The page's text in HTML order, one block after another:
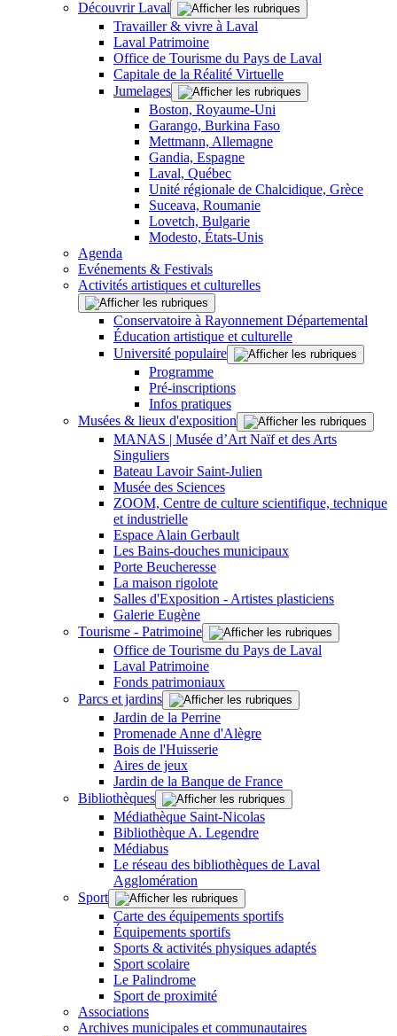
Découvrir Laval
Travailler & vivre à Laval
Laval Patrimoine
Office de Tourisme du Pays de Laval
Capitale de la Réalité Virtuelle
Jumelages
Boston, Royaume-Uni
Garango, Burkina Faso
Mettmann, Allemagne
Gandia, Espagne
Laval, Québec
Unité régionale de Chalcidique, Grèce
Suceava, Roumanie
Lovetch, Bulgarie
Modesto, États-Unis
Agenda
Evénements & Festivals
Activités artistiques et culturelles
Conservatoire à Rayonnement Départemental
Éducation artistique et culturelle
Université populaire
Programme
Pré-inscriptions
Infos pratiques
Musées & lieux d'exposition
MANAS | Musée d’Art Naïf et des Arts
Singuliers
Bateau Lavoir Saint-Julien
Musée des Sciences
ZOOM, Centre de culture scientifique, technique
et industrielle
Espace Alain Gerbault
Les Bains-douches municipaux
Porte Beucheresse
La maison rigolote
Salles d'Exposition - Artistes plasticiens
Galerie Eugène
Tourisme - Patrimoine
Office de Tourisme du Pays de Laval
Laval Patrimoine
Fonds patrimoniaux
Parcs et jardins
Jardin de la Perrine
Promenade Anne d'Alègre
Bois de l'Huisserie
Aires de jeux
Jardin de la Banque de France
Bibliothèques
Médiathèque Saint-Nicolas
Bibliothèque A. Legendre
Médiabus
Le réseau des bibliothèques de Laval
Agglomération
Sport
Carte des équipements sportifs
Équipements sportifs
Sports & activités physiques adaptés
Sport scolaire
Le Palindrome
Sport de proximité
Associations
Archives municipales et communautaires